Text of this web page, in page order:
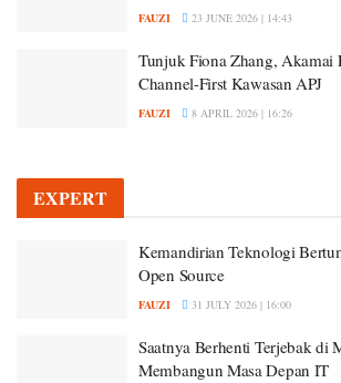
FAUZI 23 JUNE 2026 | 14:43
Tunjuk Fiona Zhang, Akamai
Channel-First Kawasan APJ
FAUZI 8 APRIL 2026 | 16:26
EXPERT
Kemandirian Teknologi
Open Source
FAUZI 31 JULY 2026 | 16:00
Saatnya Berhenti Terjebak di
Membangun Masa Depan IT